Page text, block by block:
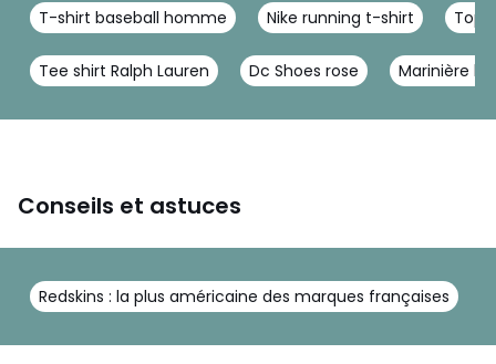
T-shirt baseball homme Nike running t-shirt Top
Tee shirt Ralph Lauren Dc Shoes rose Marinière
Conseils et astuces
Redskins : la plus américaine des marques françaises